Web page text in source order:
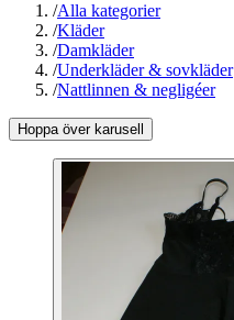
/Alla kategorier
/Kläder
/Damkläder
/Underkläder & sovkläder
/Nattlinnen & negligéer
Hoppa över karusell